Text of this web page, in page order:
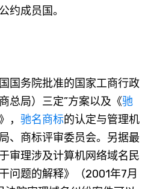
约成员国。
务院批准的国家工商行政
总局）三定”方案以及《驰
， 驰名商标的认定与管理机
、商标评审委员会。另据最
审理涉及计算机网络域名民
问题的解释》（2001年7月